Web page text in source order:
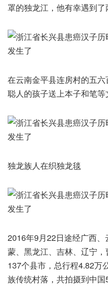
罩的独龙江，他有幸遇到了
在云南金平县连房村的五
聪人的孩子送上本子和笔等
独龙族人在织独龙毯
2016年9月22日途经广西
蒙、黑龙江、吉林、辽宁
137个县市，总行程4.82万
族传统村落，共拍摄到中国